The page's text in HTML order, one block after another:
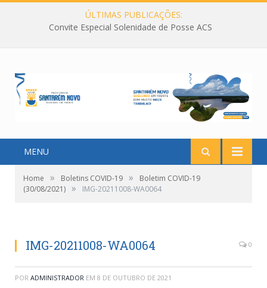
ÚLTIMAS PUBLICAÇÕES:
Convite Especial Solenidade de Posse ACS
MENU
Home » Boletins COVID-19 »
Boletim COVID-19
(30/08/2021) » IMG-20211008-WA0064
IMG-20211008-WA0064 0
POR ADMINISTRADOR EM 8 DE OUTUBRO DE 2021